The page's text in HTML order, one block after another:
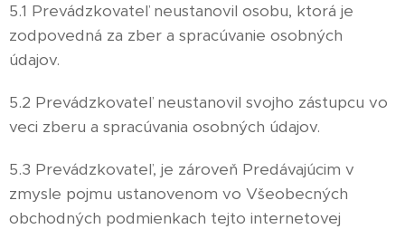
5.1 Prevádzkovateľ neustanovil osobu, ktorá je
zodpovedná za zber a spracúvanie osobných
údajov.
5.2 Prevádzkovateľ neustanovil svojho zástupcu vo
veci zberu a spracúvania osobných údajov.
5.3 Prevádzkovateľ, je zároveň Predávajúcim v
zmysle pojmu ustanovenom vo Všeobecných
obchodných podmienkach tejto internetovej